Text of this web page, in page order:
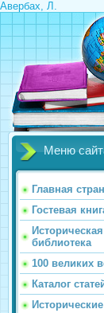
Авербах, Л.
Меню
Главная
Гостевая
Историческая
библиотека
100 великих
Каталог